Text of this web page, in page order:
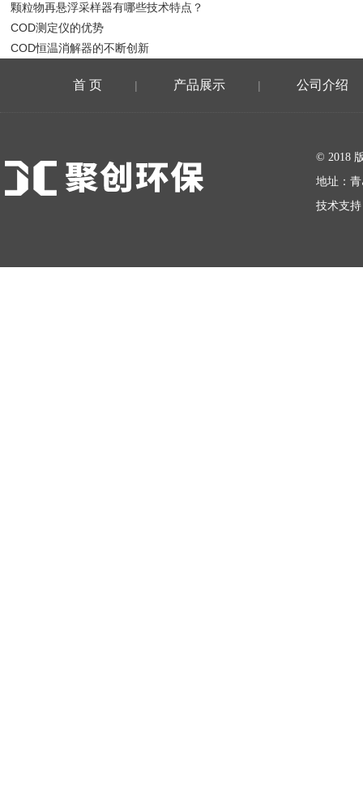
颗粒物再悬浮采样器有哪些技术特点？
COD测定仪的优势
COD恒温消解器的不断创新
首 页 | 产品展示 | 公司介绍
© 2018
地址：
技术支